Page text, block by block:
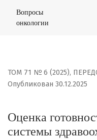
Оценка готовности
Вопросы
онкологии
ТОМ 71 № 6 (2025),
Оценка
системы
Опубликован 30.12.2025